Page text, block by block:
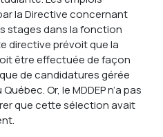
la Directive concernant
stages dans la fonction
directive prévoit que la
être effectuée de façon
de candidatures gérée
Or, le MDDEP n’a pas
que cette sélection avait